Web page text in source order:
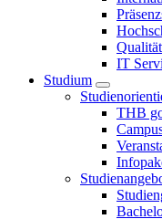
IT
Studium
THB